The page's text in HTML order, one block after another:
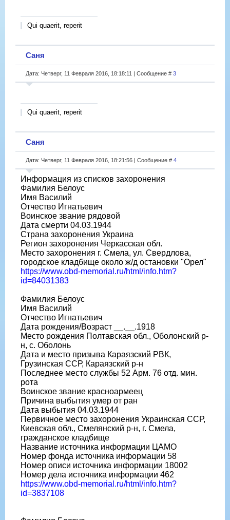
Qui quaerit, reperit
Саня
Дата: Четверг, 11 Февраля 2016, 18:18:11 | Сообщение # 3
Qui quaerit, reperit
Саня
Дата: Четверг, 11 Февраля 2016, 18:21:56 | Сообщение # 4
Информация из списков захоронения
Фамилия Белоус
Имя Василий
Отчество Игнатьевич
Воинское звание рядовой
Дата смерти 04.03.1944
Страна захоронения Украина
Регион захоронения Черкасская обл.
Место захоронения г. Смела, ул. Свердлова,
городское кладбище около ж/д остановки "Орел"
https://www.obd-memorial.ru/html/info.htm?
id=84031383
Фамилия Белоус
Имя Василий
Отчество Игнатьевич
Дата рождения/Возраст __.__.1918
Место рождения Полтавская обл., Оболонский р-
н, с. Оболонь
Дата и место призыва Караязский РВК,
Грузинская ССР, Караязский р-н
Последнее место службы 52 Арм. 76 отд. мин.
рота
Воинское звание красноармеец
Причина выбытия умер от ран
Дата выбытия 04.03.1944
Первичное место захоронения Украинская ССР,
Киевская обл., Смелянский р-н, г. Смела,
гражданское кладбище
Название источника информации ЦАМО
Номер фонда источника информации 58
Номер описи источника информации 18002
Номер дела источника информации 462
https://www.obd-memorial.ru/html/info.htm?
id=3837108